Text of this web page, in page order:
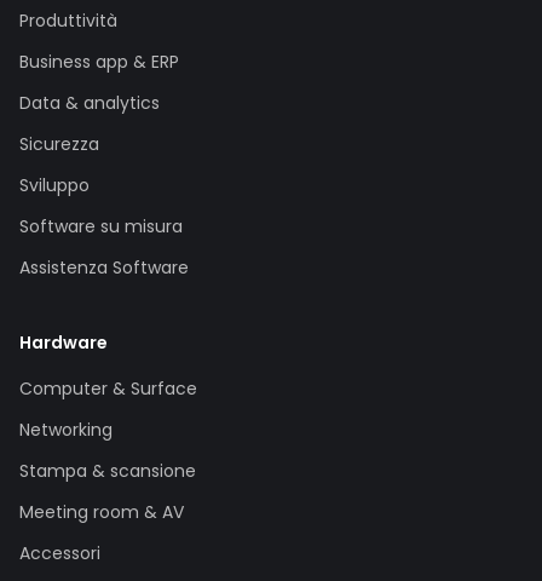
Produttività
Business app & ERP
Data & analytics
Sicurezza
Sviluppo
Software su misura
Assistenza Software
Hardware
Computer & Surface
Networking
Stampa & scansione
Meeting room & AV
Accessori